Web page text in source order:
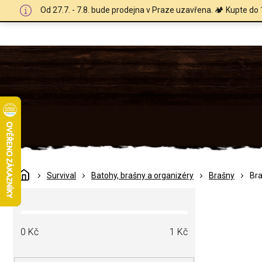
Od 27.7. - 7.8. bude prodejna v Praze uzavřena. 🏕️ Kupte
DomůSurvival Batohy, brašny a organizéry Brašny
P
o
a
0 Kč 1 Kč